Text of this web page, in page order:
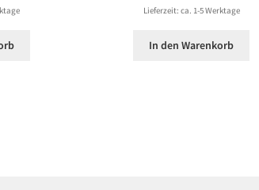
Lieferzeit: ca. 1-5 Werktage
In den Warenkorb